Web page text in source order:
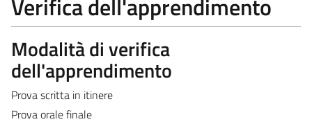
Verifica dell'apprendimento
Modalità di verifica
dell'apprendimento
Prova scritta in itinere
Prova orale finale